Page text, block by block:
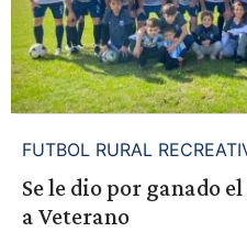
FUTBOL RURAL
Se le dio por ganado
a Veterano